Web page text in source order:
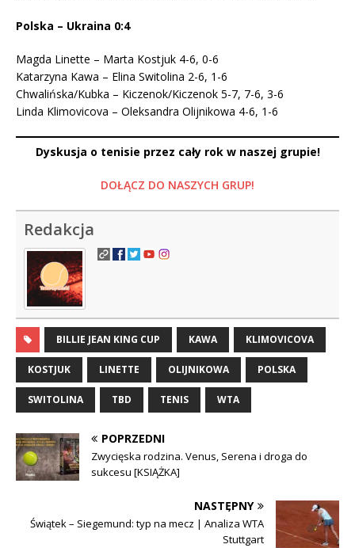
Polska – Ukraina 0:4
Magda Linette – Marta Kostjuk 4-6, 0-6
Katarzyna Kawa – Elina Switolina 2-6, 1-6
Chwalińska/Kubka – Kiczenok/Kiczenok 5-7, 7-6, 3-6
Linda Klimovicova – Oleksandra Olijnikowa 4-6, 1-6
Dyskusja o tenisie przez cały rok w naszej grupie!
DOŁĄCZ DO NASZYCH GRUP!
Redakcja
BILLIE JEAN KING CUP KAWA KLIMOVICOVA
KOSTJUK LINETTE OLIJNIKOWA POLSKA
SWITOLINA TBD TENIS WTA
POPRZEDNI
Zwycięska rodzina. Venus, Serena i droga do
sukcesu [KSIĄŻKA]
NASTĘPNY
Świątek – Siegemund: typ na mecz | Analiza WTA
Stuttgart